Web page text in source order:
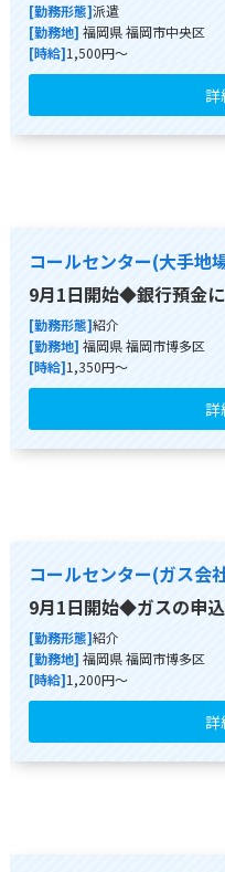
[勤務形態]派遣
[勤務地] 福岡県 福岡市中央区
[時給]1,500円～
詳
コールセンター(大手地
9月1日開始◆銀行預金
[勤務形態]紹介
[勤務地] 福岡県 福岡市博多区
[時給]1,350円～
詳
コールセンター(ガス会
9月1日開始◆ガスの申
[勤務形態]紹介
[勤務地] 福岡県 福岡市博多区
[時給]1,200円～
詳